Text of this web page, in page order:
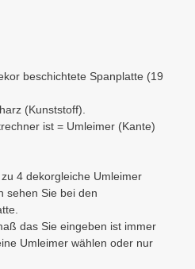
beschichtete Spanplatte (19
(Kunststoff).
ist = Umleimer (Kante)
4 dekorgleiche Umleimer
sehen Sie bei den
das Sie eingeben ist immer
Umleimer wählen oder nur